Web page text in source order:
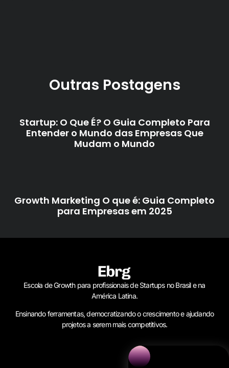
Outras Postagens
Startup: O Que É? O Guia Completo Para
Entender o Mundo das Empresas Que
Mudam o Mundo
Growth Marketing O que é: Guia Completo
para Empresas em 2025
Escola de Growth para profissionais de Startups no Brasil e na
América Latina.
Ensinando ferramentas, democratizando o crescimento e ajudando
projetos a serem mais competitivos.